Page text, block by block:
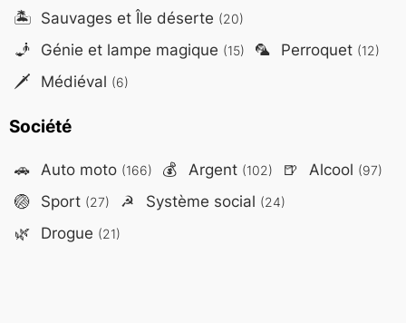
🏝️ Sauvages et Île déserte (20)
🧞 Génie et lampe magique (15) 🦜 Perroquet (12)
🗡️ Médiéval (6)
Société
🚗 Auto moto (166) 💰 Argent (102) 🍺 Alcool (97)
🏐 Sport (27) ☭ Système social (24)
🌿 Drogue (21)